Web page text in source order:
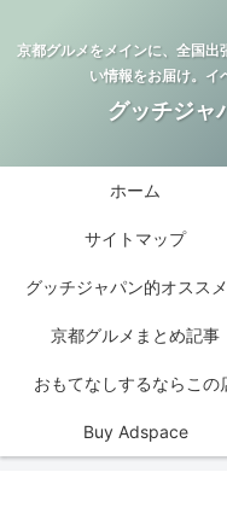
京都グルメをメインに、全国
い情報をお届け。イ
グッチジャ
ホーム
サイトマップ
グッチジャパン的オスス
京都グルメまとめ記事
おもてなしするならこの
Buy Adspace